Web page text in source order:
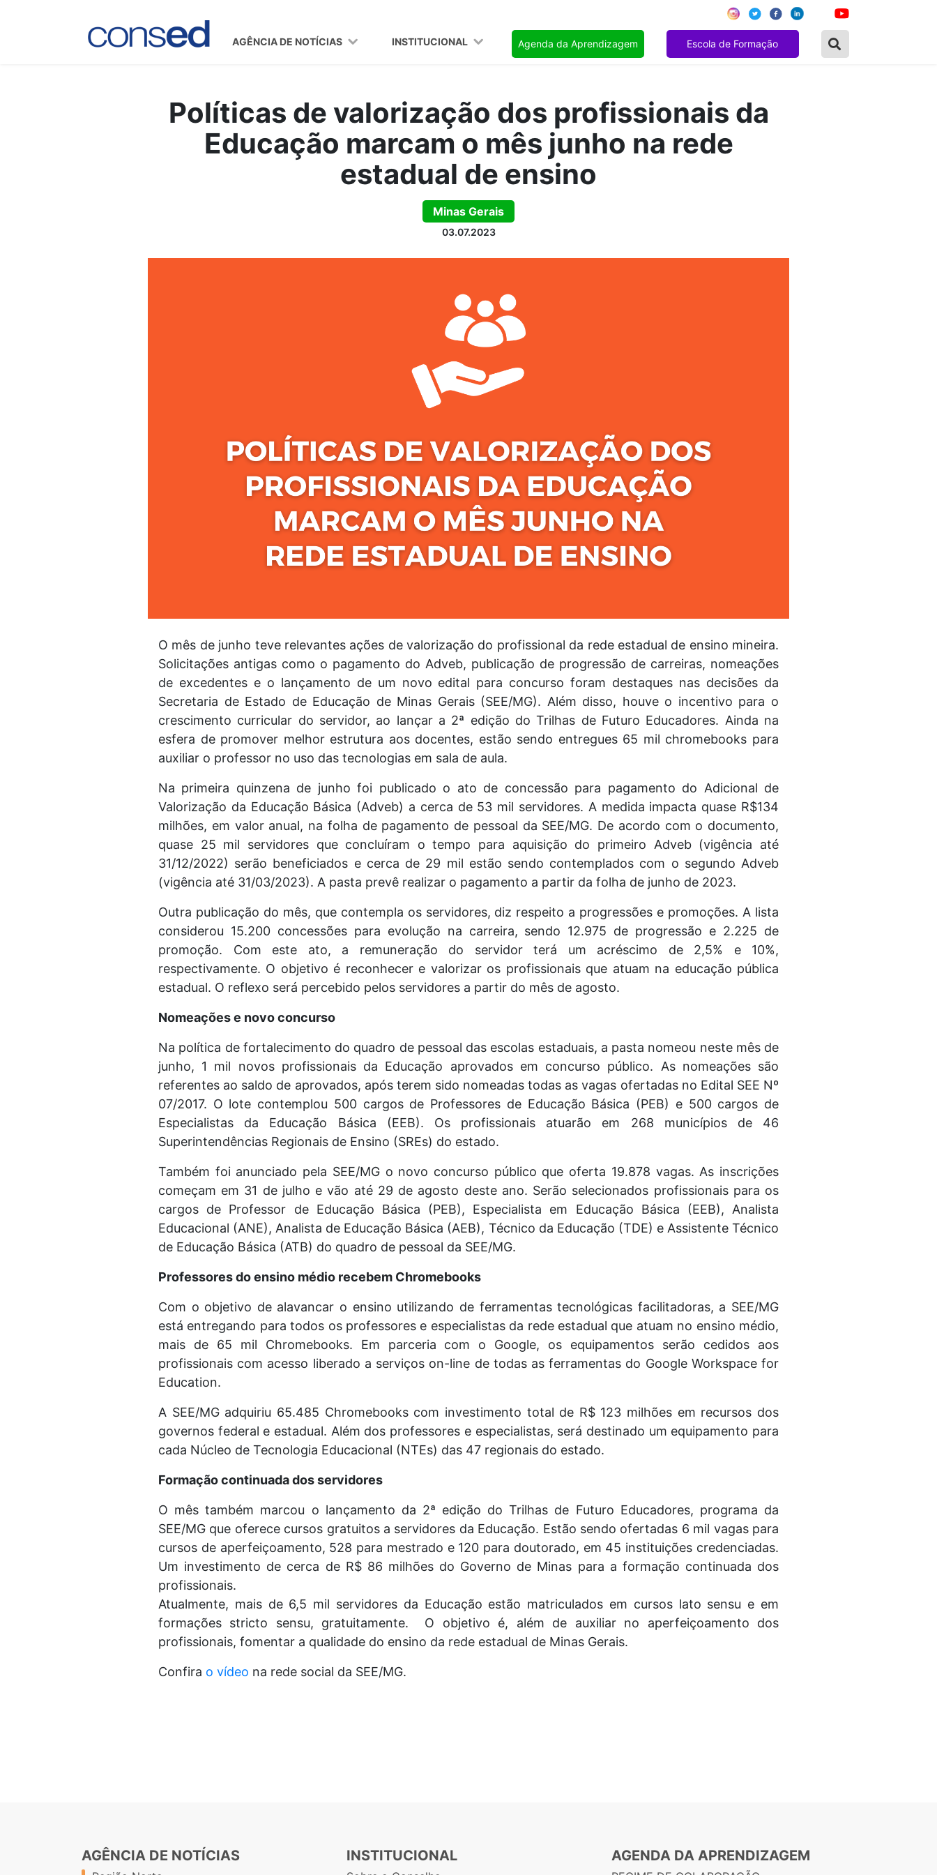
AGÊNCIA DE NOTÍCIAS INSTITUCIONAL Agenda da Aprendizagem Escola de Formação
Políticas de valorização dos profissionais da
Educação marcam o mês junho na rede
estadual de ensino
Minas Gerais
03.07.2023
O mês de junho teve relevantes ações de valorização do profissional da rede estadual de ensino mineira.
Solicitações antigas como o pagamento do Adveb, publicação de progressão de carreiras, nomeações
de excedentes e o lançamento de um novo edital para concurso foram destaques nas decisões da
Secretaria de Estado de Educação de Minas Gerais (SEE/MG). Além disso, houve o incentivo para o
crescimento curricular do servidor, ao lançar a 2ª edição do Trilhas de Futuro Educadores. Ainda na
esfera de promover melhor estrutura aos docentes, estão sendo entregues 65 mil chromebooks para
auxiliar o professor no uso das tecnologias em sala de aula.
Na primeira quinzena de junho foi publicado o ato de concessão para pagamento do Adicional de
Valorização da Educação Básica (Adveb) a cerca de 53 mil servidores. A medida impacta quase R$134
milhões, em valor anual, na folha de pagamento de pessoal da SEE/MG. De acordo com o documento,
quase 25 mil servidores que concluíram o tempo para aquisição do primeiro Adveb (vigência até
31/12/2022) serão beneficiados e cerca de 29 mil estão sendo contemplados com o segundo Adveb
(vigência até 31/03/2023). A pasta prevê realizar o pagamento a partir da folha de junho de 2023.
Outra publicação do mês, que contempla os servidores, diz respeito a progressões e promoções. A lista
considerou 15.200 concessões para evolução na carreira, sendo 12.975 de progressão e 2.225 de
promoção. Com este ato, a remuneração do servidor terá um acréscimo de 2,5% e 10%,
respectivamente. O objetivo é reconhecer e valorizar os profissionais que atuam na educação pública
estadual. O reflexo será percebido pelos servidores a partir do mês de agosto.
Nomeações e novo concurso
Na política de fortalecimento do quadro de pessoal das escolas estaduais, a pasta nomeou neste mês de
junho, 1 mil novos profissionais da Educação aprovados em concurso público. As nomeações são
referentes ao saldo de aprovados, após terem sido nomeadas todas as vagas ofertadas no Edital SEE Nº
07/2017. O lote contemplou 500 cargos de Professores de Educação Básica (PEB) e 500 cargos de
Especialistas da Educação Básica (EEB). Os profissionais atuarão em 268 municípios de 46
Superintendências Regionais de Ensino (SREs) do estado.
Também foi anunciado pela SEE/MG o novo concurso público que oferta 19.878 vagas. As inscrições
começam em 31 de julho e vão até 29 de agosto deste ano. Serão selecionados profissionais para os
cargos de Professor de Educação Básica (PEB), Especialista em Educação Básica (EEB), Analista
Educacional (ANE), Analista de Educação Básica (AEB), Técnico da Educação (TDE) e Assistente Técnico
de Educação Básica (ATB) do quadro de pessoal da SEE/MG.
Professores do ensino médio recebem Chromebooks
Com o objetivo de alavancar o ensino utilizando de ferramentas tecnológicas facilitadoras, a SEE/MG
está entregando para todos os professores e especialistas da rede estadual que atuam no ensino médio,
mais de 65 mil Chromebooks. Em parceria com o Google, os equipamentos serão cedidos aos
profissionais com acesso liberado a serviços on-line de todas as ferramentas do Google Workspace for
Education.
A SEE/MG adquiriu 65.485 Chromebooks com investimento total de R$ 123 milhões em recursos dos
governos federal e estadual. Além dos professores e especialistas, será destinado um equipamento para
cada Núcleo de Tecnologia Educacional (NTEs) das 47 regionais do estado.
Formação continuada dos servidores
O mês também marcou o lançamento da 2ª edição do Trilhas de Futuro Educadores, programa da
SEE/MG que oferece cursos gratuitos a servidores da Educação. Estão sendo ofertadas 6 mil vagas para
cursos de aperfeiçoamento, 528 para mestrado e 120 para doutorado, em 45 instituições credenciadas.
Um investimento de cerca de R$ 86 milhões do Governo de Minas para a formação continuada dos
profissionais.
Atualmente, mais de 6,5 mil servidores da Educação estão matriculados em cursos lato sensu e em
formações stricto sensu, gratuitamente. O objetivo é, além de auxiliar no aperfeiçoamento dos
profissionais, fomentar a qualidade do ensino da rede estadual de Minas Gerais.
Confira o vídeo na rede social da SEE/MG.
AGÊNCIA DE NOTÍCIAS INSTITUCIONAL AGENDA DA APRENDIZAGEM